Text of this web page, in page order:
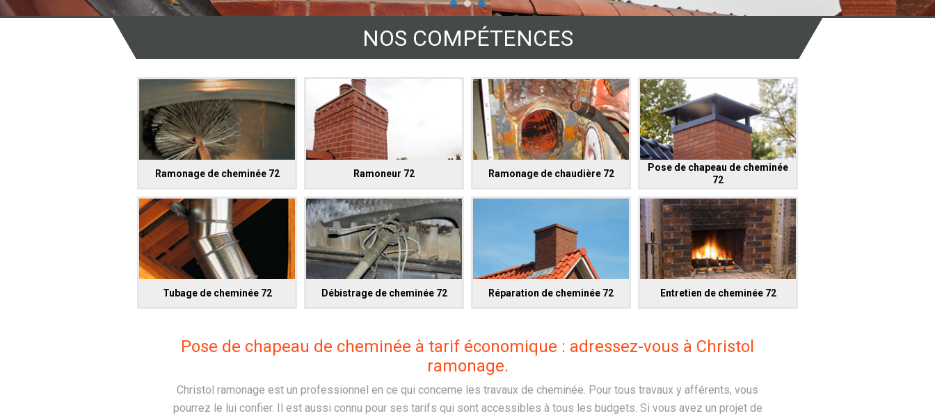
NOS COMPÉTENCES
Ramonage de cheminée 72 Ramoneur 72 Ramonage de chaudière 72
Pose de chapeau de cheminée
72
Tubage de cheminée 72 Débistrage de cheminée 72 Réparation de cheminée 72 Entretien de cheminée 72
Pose de chapeau de cheminée à tarif économique : adressez-vous à Christol
ramonage.
Christol ramonage est un professionnel en ce qui concerne les travaux de cheminée. Pour tous travaux y afférents, vous
pourrez le lui confier. Il est aussi connu pour ses tarifs qui sont accessibles à tous les budgets. Si vous avez un projet de